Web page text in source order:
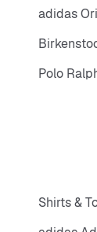
adidas
Polo
Shirts &